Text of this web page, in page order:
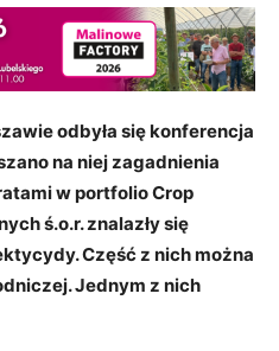
odbyła się konferencja
na niej zagadnienia
w portfolio Crop
ś.o.r. znalazły się
Część z nich można
Jednym z nich